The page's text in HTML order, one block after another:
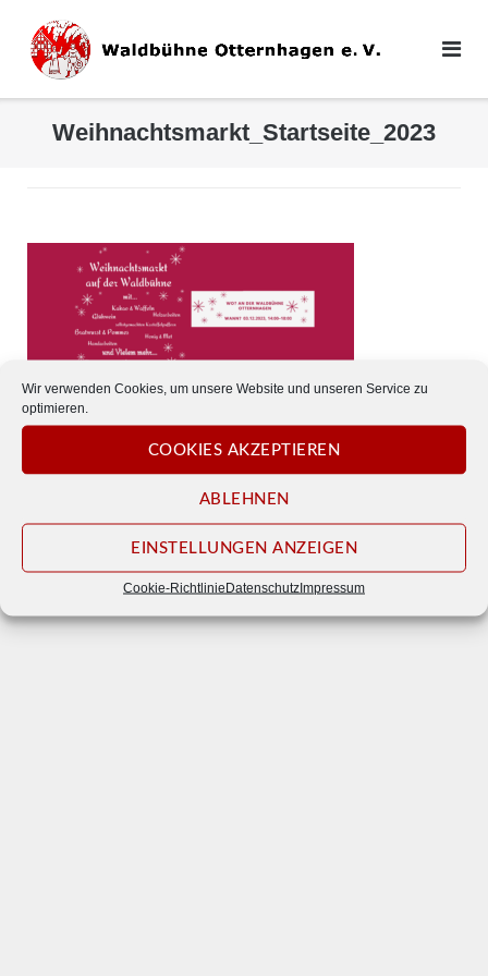
Wir verwenden Cookies, um unsere Website und unseren Service zu
optimieren.
COOKIES AKZEPTIEREN
ABLEHNEN
EINSTELLUNGEN ANZEIGEN
Cookie-RichtlinieDatenschutzImpressum
Inhalt
Weihnachtsmarkt_Startseite_2023
Impressum Datenschutz